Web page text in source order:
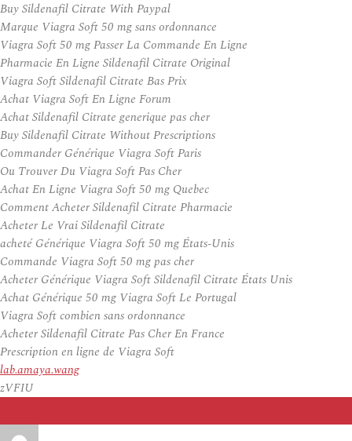
Buy Sildenafil Citrate With Paypal
Marque Viagra Soft 50 mg sans ordonnance
Viagra Soft 50 mg Passer La Commande En Ligne
Pharmacie En Ligne Sildenafil Citrate Original
Viagra Soft Sildenafil Citrate Bas Prix
Achat Viagra Soft En Ligne Forum
Achat Sildenafil Citrate generique pas cher
Buy Sildenafil Citrate Without Prescriptions
Commander Générique Viagra Soft Paris
Ou Trouver Du Viagra Soft Pas Cher
Achat En Ligne Viagra Soft 50 mg Quebec
Comment Acheter Sildenafil Citrate Pharmacie
Acheter Le Vrai Sildenafil Citrate
acheté Générique Viagra Soft 50 mg États-Unis
Commande Viagra Soft 50 mg pas cher
Acheter Générique Viagra Soft Sildenafil Citrate États Unis
Achat Générique 50 mg Viagra Soft Le Portugal
Viagra Soft combien sans ordonnance
Acheter Sildenafil Citrate Pas Cher En France
Prescription en ligne de Viagra Soft
lab.amaya.wang
zVFIU